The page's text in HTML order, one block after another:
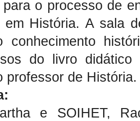
o processo de
em História. A sala
conhecimento
do livro
professor de História.
e SOIHET,